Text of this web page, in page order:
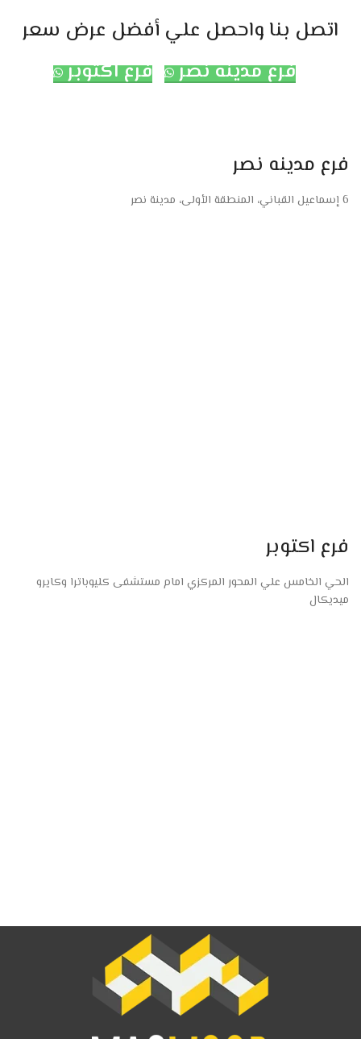
اتصل بنا واحصل علي أفضل عرض سعر
فرع مدينه نصر
فرع اكتوبر
فرع مدينه نصر
6 إسماعيل القباني، المنطقة الأولى، مدينة نصر
فرع اكتوبر
الحي الخامس علي المحور المركزي امام مستشفى كليوباترا وكايرو
ميديكال